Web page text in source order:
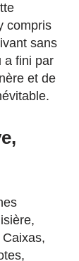
compris
sans
a fini par
et de
Caixas,